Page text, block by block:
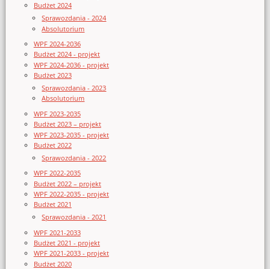
Budżet 2024
Sprawozdania - 2024
Absolutorium
WPF 2024-2036
Budżet 2024 - projekt
WPF 2024-2036 - projekt
Budżet 2023
Sprawozdania - 2023
Absolutorium
WPF 2023-2035
Budżet 2023 – projekt
WPF 2023-2035 - projekt
Budżet 2022
Sprawozdania - 2022
WPF 2022-2035
Budżet 2022 – projekt
WPF 2022-2035 - projekt
Budżet 2021
Sprawozdania - 2021
WPF 2021-2033
Budżet 2021 - projekt
WPF 2021-2033 - projekt
Budżet 2020